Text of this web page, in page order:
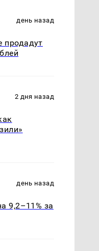
день назад
продадут
2 дня назад
день назад
9,2–11% за